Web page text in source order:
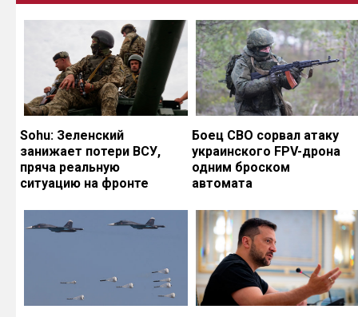
Sohu: Зеленский
занижает потери ВСУ,
пряча реальную
ситуацию на фронте
Боец СВО сорвал атаку
украинского FPV-дрона
одним броском
автомата